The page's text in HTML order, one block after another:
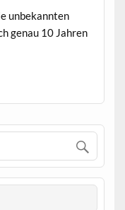
unbekannten
genau 10 Jahren